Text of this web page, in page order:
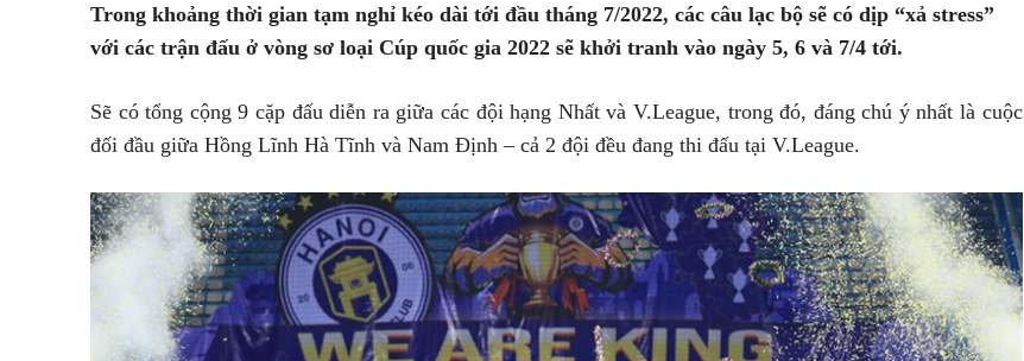
Trong khoảng thời gian tạm nghỉ kéo dài tới đầu tháng 7/2022, các câu lạc bộ sẽ có dịp “xả stress”
với các trận đấu ở vòng sơ loại Cúp quốc gia 2022 sẽ khởi tranh vào ngày 5, 6 và 7/4 tới.
Sẽ có tổng cộng 9 cặp đấu diễn ra giữa các đội hạng Nhất và V.League, trong đó, đáng chú ý nhất là cuộc
đối đầu giữa Hồng Lĩnh Hà Tĩnh và Nam Định – cả 2 đội đều đang thi đấu tại V.League.